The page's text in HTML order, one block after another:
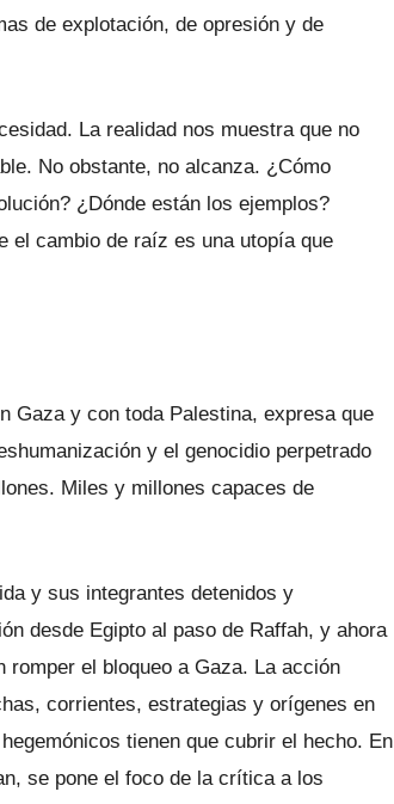
de explotación, de opresión y de
La realidad nos muestra que no
No obstante, no alcanza. ¿Cómo
¿Dónde están los ejemplos?
el cambio de raíz es una utopía que
Gaza y con toda Palestina, expresa que
y el genocidio perpetrado
Miles y millones capaces de
y sus integrantes detenidos y
desde Egipto al paso de Raffah, y ahora
el bloqueo a Gaza. La acción
corrientes, estrategias y orígenes en
tienen que cubrir el hecho. En
se pone el foco de la crítica a los